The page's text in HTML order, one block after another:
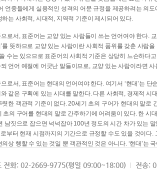
언중들에게 실용적인 성격의 어문 규정을 제공하려는 의
하는 사회적, 시대적, 지역적 기준이 제시되어 있다.
로서, 표준어는 교양 있는 사람들이 쓰는 언어여야 한다.
를 뜻하므로 교양 있는 사람이란 사회적 품위를 갖춘 사람
수는 있으므로 표준어의 사회적 기준은 상당히 느슨하다
언어 예절에 어긋난 말들이므로, 교양 있는 사람이라면
로서, 표준어는 현대의 언어여야 한다. 여기서 ‘현대’는 단
같은 구획에 있는 시대를 말한다. 다른 사회적, 경제적 시
렷한 객관적 기준이 없다. 20세기 초의 구어가 현대의 말로
초의 구어를 현대의 말로 간주하기에 어려움이 있다. 한 시
남짓으로 잡으면 넉넉잡아 100년 정도의 시간 차가 있는
부터 현재 시점까지의 기간으로 규정할 수도 있을 것이다.
의상 행할 수 있는 것일 뿐 객관적인 것은 아니다. ‘현대’는
으로서, 표준어는 서울말이어야 한다. 이는 표준어의 공용
전화: 02-2669-9775(평일 09:00~18:00) 전송: